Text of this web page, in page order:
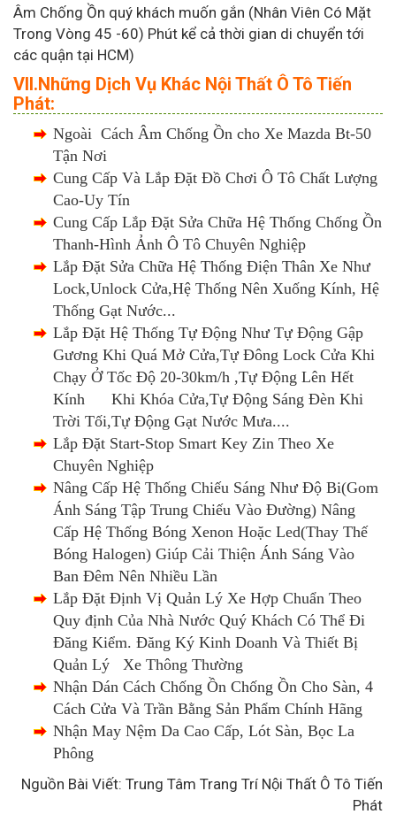
Âm Chống Ồn quý khách muốn gắn (Nhân Viên Có Mặt
Trong Vòng 45 -60) Phút kể cả thời gian di chuyển tới
các quận tại HCM)
VII.Những Dịch Vụ Khác Nội Thất Ô Tô Tiến
Phát:
Ngoài Cách Âm Chống Ồn cho Xe Mazda Bt-50
Tận Nơi
Cung Cấp Và Lắp Đặt Đồ Chơi Ô Tô Chất Lượng
Cao-Uy Tín
Cung Cấp Lắp Đặt Sửa Chữa Hệ Thống Chống Ồn
Thanh-Hình Ảnh Ô Tô Chuyên Nghiệp
Lắp Đặt Sửa Chữa Hệ Thống Điện Thân Xe Như
Lock,Unlock Cửa,Hệ Thống Nên Xuống Kính, Hệ
Thống Gạt Nước...
Lắp Đặt Hệ Thống Tự Động Như Tự Động Gập
Gương Khi Quá Mở Cửa,Tự Đông Lock Cửa Khi
Chạy Ở Tốc Độ 20-30km/h ,Tự Động Lên Hết
Kính Khi Khóa Cửa,Tự Động Sáng Đèn Khi
Trời Tối,Tự Động Gạt Nước Mưa....
Lắp Đặt Start-Stop Smart Key Zin Theo Xe
Chuyên Nghiệp
Nâng Cấp Hệ Thống Chiếu Sáng Như Độ Bi(Gom
Ánh Sáng Tập Trung Chiếu Vào Đường) Nâng
Cấp Hệ Thống Bóng Xenon Hoặc Led(Thay Thế
Bóng Halogen) Giúp Cải Thiện Ánh Sáng Vào
Ban Đêm Nên Nhiều Lần
Lắp Đặt Định Vị Quản Lý Xe Hợp Chuẩn Theo
Quy định Của Nhà Nước Quý Khách Có Thể Đi
Đăng Kiểm. Đăng Ký Kinh Doanh Và Thiết Bị
Quản Lý Xe Thông Thường
Nhận Dán Cách Chống Ồn Chống Ồn Cho Sàn, 4
Cách Cửa Và Trần Bằng Sản Phẩm Chính Hãng
Nhận May Nệm Da Cao Cấp, Lót Sàn, Bọc La
Phông
Nguồn Bài Viết: Trung Tâm Trang Trí Nội Thất Ô Tô Tiến
Phát